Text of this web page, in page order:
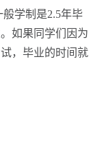
学制是2.5年毕
如果同学们因为
，毕业的时间就